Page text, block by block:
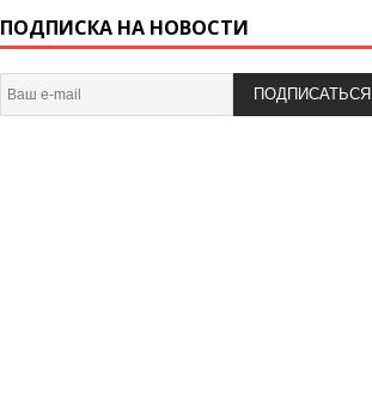
ПОДПИСКА НА НОВОСТИ
ПОДПИСАТЬСЯ